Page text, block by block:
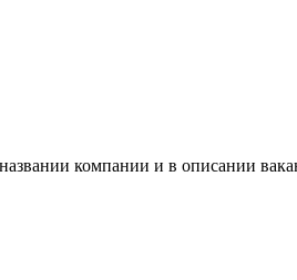
компании и в описании